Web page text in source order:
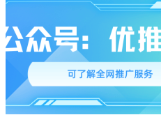
地方均可低成本复现。理想情
个自由度，全身体自由度约为
预计低于40kg，低量产制造成
言，ROSClaw直接补齐了软件
者可直接在Menlo Stack中完成
证到部署和遥测的闭环迭代。